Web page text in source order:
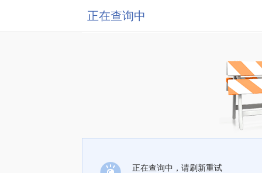
正在查询中
正在查询中，请刷新重试